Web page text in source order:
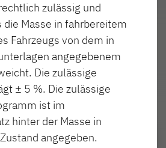
zulässig und
die Masse in fahrbereitem
Fahrzeugs von dem in
angegebenem
Die zulässige
± 5 %. Die zulässige
ist im
hinter der Masse in
angegeben.